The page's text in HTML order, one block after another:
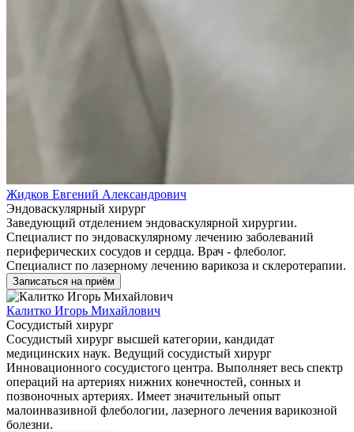
Жидков Евгений Александрович
Эндоваскулярный хирург
Заведующий отделением эндоваскулярной хирургии.
Специалист по эндоваскулярному лечению заболеваний
периферических сосудов и сердца. Врач - флеболог.
Специалист по лазерному лечению варикоза и склеротерапии.
Записаться на приём
Калитко Игорь Михайлович
Сосудистый хирург
Сосудистый хирург высшей категории, кандидат
медицинских наук. Ведущий сосудистый хирург
Инновационного сосудистого центра. Выполняет весь спектр
операций на артериях нижних конечностей, сонных и
позвоночных артериях. Имеет значительный опыт
малоинвазивной флебологии, лазерного лечения варикозной
болезни.